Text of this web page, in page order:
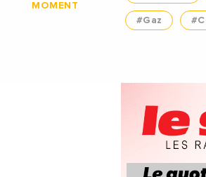
MOMENT
#Gaz